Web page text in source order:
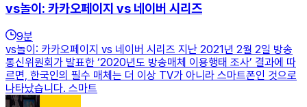
vs놀이: 카카오페이지 vs 네이버 시리즈
9분
vs놀이: 카카오페이지 vs 네이버 시리즈 지난 2021년 2월 2일 방송
통신위원회가 발표한 ‘2020년도 방송매체 이용행태 조사’ 결과에 따
르면, 한국인의 필수 매체는 더 이상 TV가 아니라 스마트폰인 것으로
나타났습니다. 스마트